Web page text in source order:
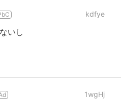
kdfye
いし
1wgHj